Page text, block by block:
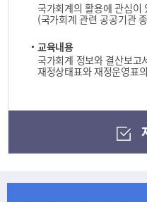
국가회계의 활용에 관심이
(국가회계 관련 공공기관
교육내용
국가회계 정보와 결산보고
재정상태표와 재정운영표